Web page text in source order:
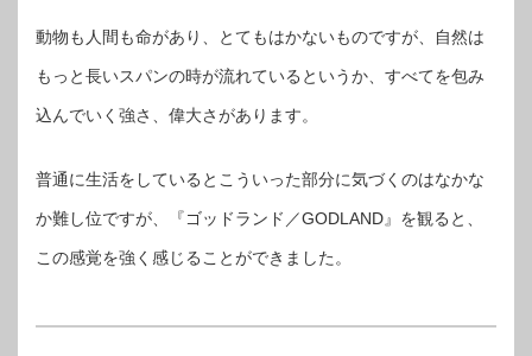
動物も人間も命があり、とてもはかないものですが、自然は
もっと長いスパンの時が流れているというか、すべてを包み
込んでいく強さ、偉大さがあります。
普通に生活をしているとこういった部分に気づくのはなかな
か難し位ですが、『ゴッドランド／GODLAND』を観ると、
この感覚を強く感じることができました。